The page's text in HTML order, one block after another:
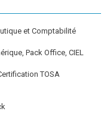
et Comptabilité
Pack Office, CIEL
TOSA